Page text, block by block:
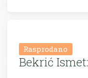
Rasprodano
Bekrić Ismet: